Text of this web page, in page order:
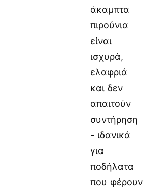
άκαμπτα
πιρούνια
είναι
ισχυρά,
ελαφριά
και δεν
απαιτούν
συντήρηση
- ιδανικά
για
ποδήλατα
που φέρουν